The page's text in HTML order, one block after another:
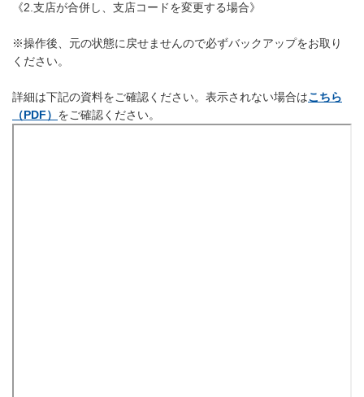
《2.支店が合併し、支店コードを変更する場合》
※操作後、元の状態に戻せませんので必ずバックアップをお取り
ください。
詳細は下記の資料をご確認ください。表示されない場合はこちら
（PDF） をご確認ください。